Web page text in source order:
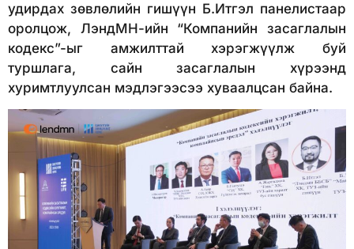
удирдах зөвлөлийн гишүүн Б.Итгэл панелистаар
оролцож, ЛэндМН-ийн “Компанийн засаглалын
кодекс”-ыг амжилттай хэрэгжүүлж буй
туршлага, сайн засаглалын хүрээнд
хуримтлуулсан мэдлэгээсээ хуваалцсан байна.